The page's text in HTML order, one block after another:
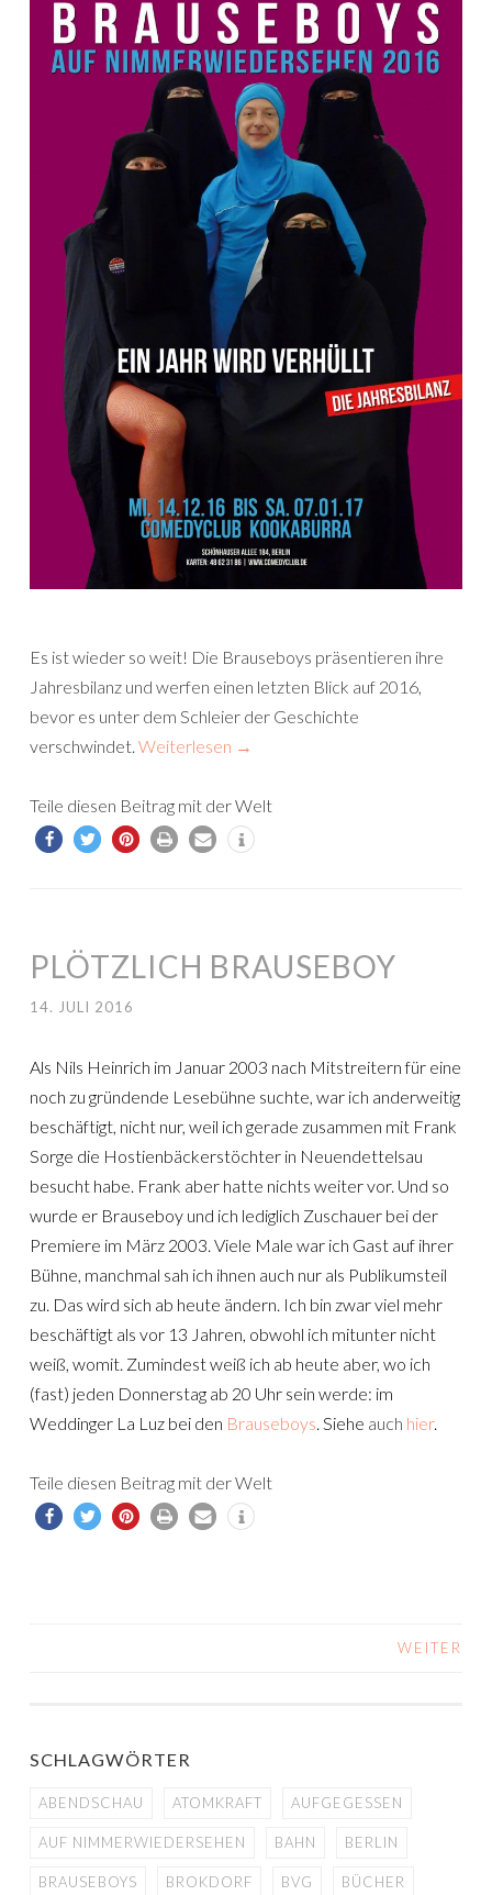
Es ist wieder so weit! Die Brauseboys präsentieren ihre
Jahresbilanz und werfen einen letzten Blick auf 2016,
bevor es unter dem Schleier der Geschichte
verschwindet. Weiterlesen →
Teile diesen Beitrag mit der Welt
PLÖTZLICH BRAUSEBOY
14. JULI 2016
Als Nils Heinrich im Januar 2003 nach Mitstreitern für eine
noch zu gründende Lesebühne suchte, war ich anderweitig
beschäftigt, nicht nur, weil ich gerade zusammen mit Frank
Sorge die Hostienbäckerstöchter in Neuendettelsau
besucht habe. Frank aber hatte nichts weiter vor. Und so
wurde er Brauseboy und ich lediglich Zuschauer bei der
Premiere im März 2003. Viele Male war ich Gast auf ihrer
Bühne, manchmal sah ich ihnen auch nur als Publikumsteil
zu. Das wird sich ab heute ändern. Ich bin zwar viel mehr
beschäftigt als vor 13 Jahren, obwohl ich mitunter nicht
weiß, womit. Zumindest weiß ich ab heute aber, wo ich
(fast) jeden Donnerstag ab 20 Uhr sein werde: im
Weddinger La Luz bei den Brauseboys. Siehe auch hier.
Teile diesen Beitrag mit der Welt
WEITER
SCHLAGWÖRTER
ABENDSCHAU ATOMKRAFT AUFGEGESSEN
AUF NIMMERWIEDERSEHEN BAHN BERLIN
BRAUSEBOYS BROKDORF BVG BÜCHER